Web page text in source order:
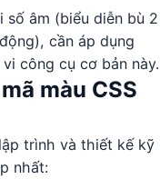
số âm (biểu diễn bù 2
cần áp dụng
công cụ cơ bản này.
màu CSS
trình và thiết kế kỹ
nhất: